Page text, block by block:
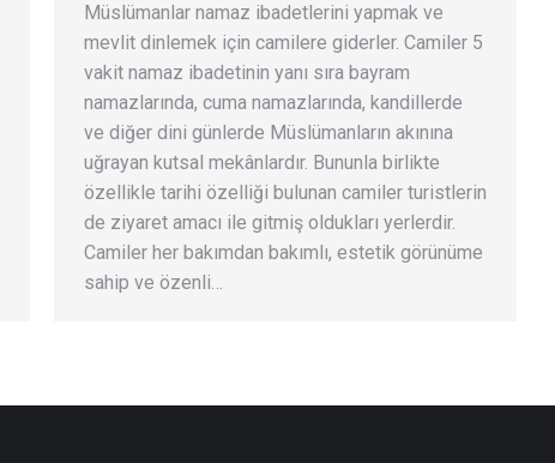
Müslümanlar namaz ibadetlerini yapmak ve
mevlit dinlemek için camilere giderler. Camiler 5
vakit namaz ibadetinin yanı sıra bayram
namazlarında, cuma namazlarında, kandillerde
ve diğer dini günlerde Müslümanların akınına
uğrayan kutsal mekânlardır. Bununla birlikte
özellikle tarihi özelliği bulunan camiler turistlerin
de ziyaret amacı ile gitmiş oldukları yerlerdir.
Camiler her bakımdan bakımlı, estetik görünüme
sahip ve özenli…